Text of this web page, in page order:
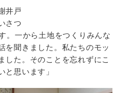
井戸
さつ
。一から土地をつくりみんな
を聞きました。私たちのモッ
した。そのことを忘れずにこ
と思います」